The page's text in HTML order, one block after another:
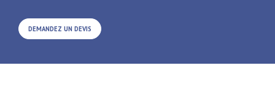
DEMANDEZ UN DEVIS